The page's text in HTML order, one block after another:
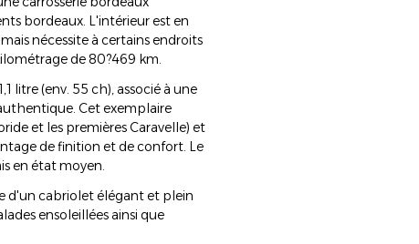
bordeaux. L'intérieur est en
nécessite à certains endroits
de 80?469 km.
litre (env. 55 ch), associé à une
Cet exemplaire
et les premières Caravelle) et
de finition et de confort. Le
en état moyen.
d'un cabriolet élégant et plein
ensoleillées ainsi que